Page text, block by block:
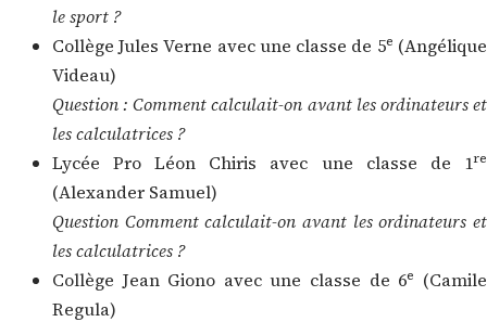
le sport ?
Collège Jules Verne avec une classe de 5e (Angélique
Videau)
Question : Comment calculait-on avant les ordinateurs et
les calculatrices ?
Lycée Pro Léon Chiris avec une classe de 1re
(Alexander Samuel)
Question Comment calculait-on avant les ordinateurs et
les calculatrices ?
Collège Jean Giono avec une classe de 6e
(Camile
Regula)